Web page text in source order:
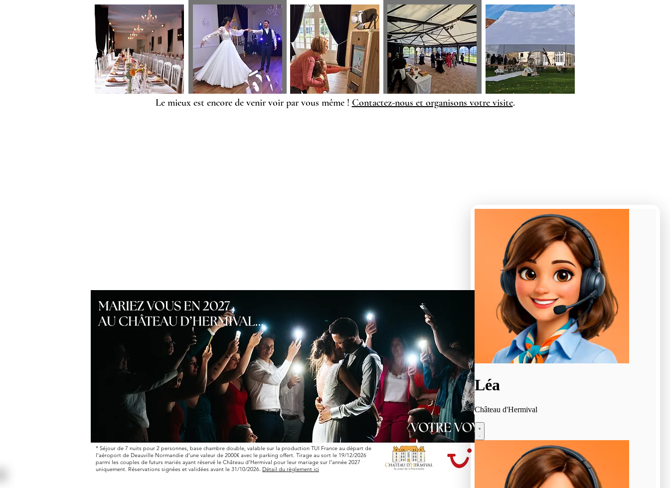
Le mieux est encore de venir voir par vous même ! Contactez-nous et organisons votre visite.
* Séjour de 7 nuits pour 2 personnes, base chambre double, valable sur la production TUI France au départ de
l’aéroport de Deauville Normandie d’une valeur de 2000€ avec le parking offert. Tirage au sort le 19/12/2026
parmi les couples de futurs mariés ayant réservé le Château d’Hermival pour leur mariage sur l’année 2027
uniquement. Réservations signées et validées avant le 31/10/2026. Détail du règlement ici